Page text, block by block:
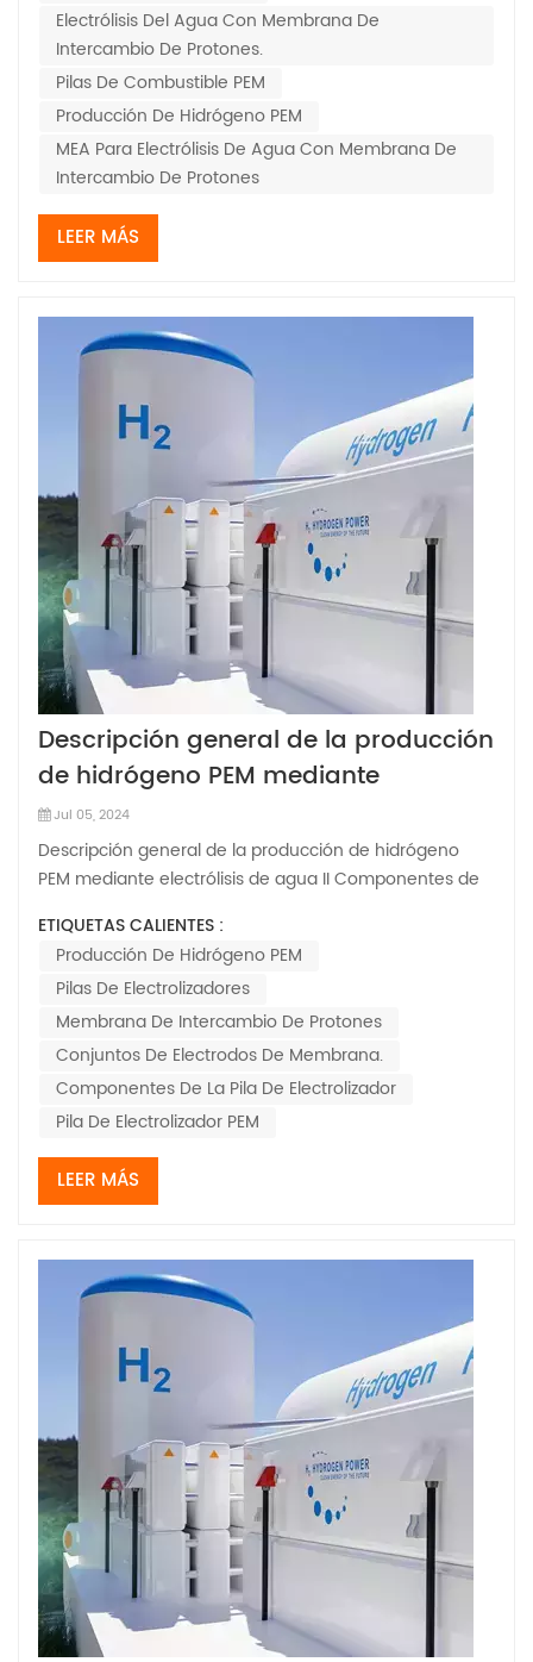
Electrólisis Del Agua Con Membrana De
Intercambio De Protones.
Pilas De Combustible PEM
Producción De Hidrógeno PEM
MEA Para Electrólisis De Agua Con Membrana De
Intercambio De Protones
LEER MÁS
Descripción general de la producción
de hidrógeno PEM mediante
electrólisis de agua II
Jul 05, 2024
Descripción general de la producción de hidrógeno
PEM mediante electrólisis de agua II Componentes de
electrólisis PEM son fundamentales para una pila con
buen rendimiento y durabilidad. Los componentes
clave incluyen placas bipolares, colector...
ETIQUETAS CALIENTES :
Producción De Hidrógeno PEM
Pilas De Electrolizadores
Membrana De Intercambio De Protones
Conjuntos De Electrodos De Membrana.
Componentes De La Pila De Electrolizador
Pila De Electrolizador PEM
LEER MÁS